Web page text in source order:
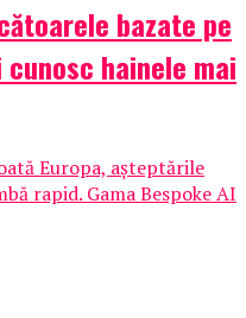
bazate pe
hainele mai
Europa, așteptările
rapid. Gama Bespoke AI